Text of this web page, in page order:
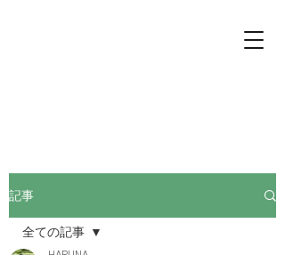
記事
全ての記事